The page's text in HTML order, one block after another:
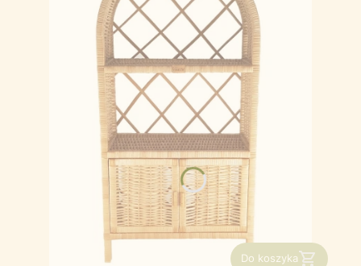
Do koszyka